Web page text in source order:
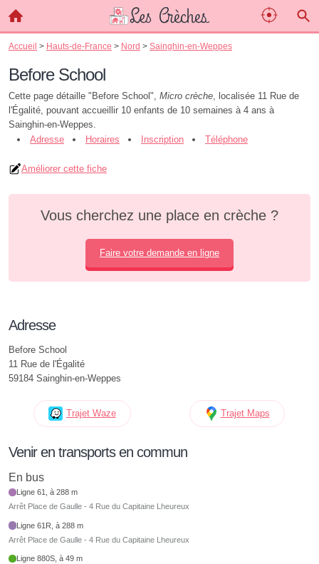
Accueil > Hauts-de-France > Nord > Sainghin-en-Weppes
Before School
Cette page détaille "Before School", Micro crèche, localisée 11 Rue de
l'Égalité, pouvant accueillir 10 enfants de 10 semaines à 4 ans à
Sainghin-en-Weppes.
Adresse
Horaires Inscription Téléphone
Améliorer cette fiche
Vous cherchez une place en crèche ?
Faire votre demande en ligne
Adresse
Before School
11 Rue de l'Égalité
59184 Sainghin-en-Weppes
Trajet Waze Trajet Maps
Venir en transports en commun
En bus
Ligne 61, à 288 m
Arrêt Place de Gaulle - 4 Rue du Capitaine Lheureux
Ligne 61R, à 288 m
Arrêt Place de Gaulle - 4 Rue du Capitaine Lheureux
Ligne 880S, à 49 m